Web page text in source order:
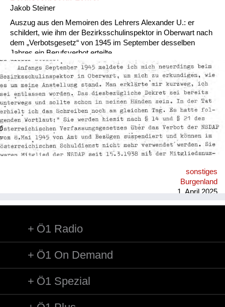
Jakob Steiner
Auszug aus den Memoiren des Lehrers Alexander U.: er
schildert, wie ihm der Bezirksschulinspektor in Oberwart nach
dem „Verbotsgesetz“ von 1945 im September desselben
Jahres ein Berufsverbot erteilte.
sonstiges
Burgenland
1. April 2025
Ö1 Radio
Ö1 On Demand
Ö1 Spezial